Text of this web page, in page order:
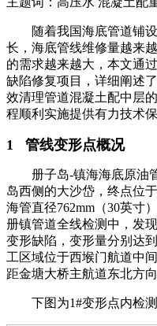
随着我国海底管道铺
长，海底管线维修量越来
的需求越来越大，本文通
缺陷修复项目，详细阐述
效清理管道混凝土配中层
程顺利实施提供有力技术保
1 管线变形点概况
册子岛-镇海海底原油
岛西侧的大沙岱，终点位
海管直径762mm（30英寸
册镇管道全线检测中，发
变形缺陷，变形量分别达
工区域位于西堠门航道中
距金塘大桥主航道东北方向
下图为1#变形点内检